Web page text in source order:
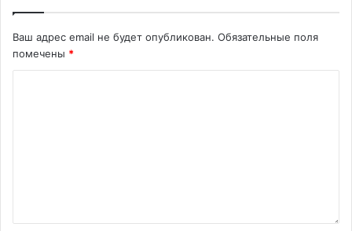
Ваш адрес email не будет опубликован. Обязательные поля
помечены *